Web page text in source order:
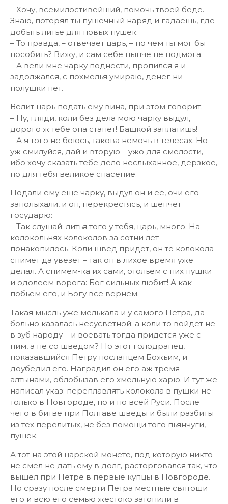
– Хочу, всемилостивейший, помочь твоей беде.
Знаю, потерял ты пушечный наряд и гадаешь, где
добыть литье для новых пушек.
– То правда, – отвечает царь, – но чем ты мог бы
пособить? Вижу, и сам себе нынче не подмога.
– А вели мне чарку поднести, пропился я и
задолжался, с похмелья умираю, денег ни
полушки нет.
Велит царь подать ему вина, при этом говорит:
– Ну, гляди, коли без дела мою чарку выдул,
дорого ж тебе она станет! Башкой заплатишь!
– А я того не боюсь, такова немочь в телесах. Но
уж смилуйся, дай и вторую – ужо для смелости,
ибо хочу сказать тебе дело неслыханное, дерзкое,
но для тебя великое спасение.
Подали ему еще чарку, выдул он и ее, очи его
заполыхали, и он, перекрестясь, и шепчет
государю:
– Так слушай: литья того у тебя, царь, много. На
колокольнях колоколов за сотни лет
понакопилось. Коли швед придет, он те колокола
снимет да увезет – так он в лихое время уже
делал. А снимем-ка их сами, отольем с них пушки
и одолеем ворога: Бог сильных любит! А как
побьем его, и Богу все вернем.
Такая мысль уже мелькала и у самого Петра, да
больно казалась несусветной: а коли то войдет не
в зуб народу – и воевать тогда придется уже с
ним, а не со шведом? Но этот голодранец,
показавшийся Петру посланцем Божьим, и
доубедил его. Наградил он его аж тремя
алтынами, облобызав его хмельную харю. И тут же
написал указ: переплавлять колокола в пушки не
только в Новгороде, но и по всей Руси. После
чего в битве при Полтаве шведы и были разбиты
из тех перелитых, не без помощи того пьянчуги,
пушек.
А тот на этой царской монете, под которую никто
не смел не дать ему в долг, расторговался так, что
вышел при Петре в первые купцы в Новгороде.
Но сразу после смерти Петра местные святоши
его и всю его семью жестоко затопили в